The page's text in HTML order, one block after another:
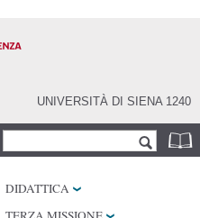
UNIVERSITÀ DI SIENA 1240
Form di ricerca
DIDATTICA